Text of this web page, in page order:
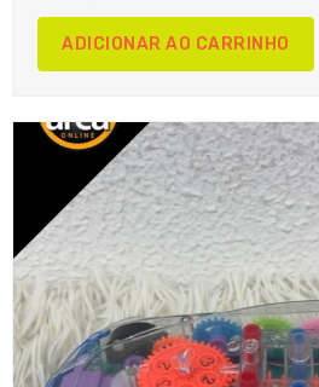
ADICIONAR AO CARRINHO